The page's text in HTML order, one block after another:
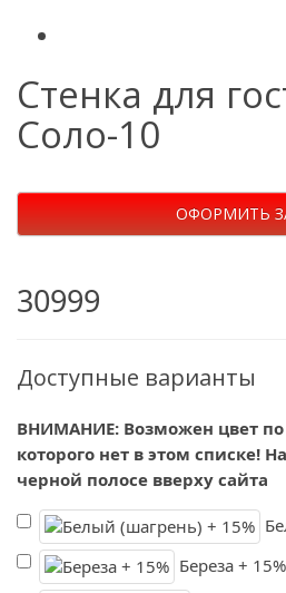
Стенка для
Соло-10
ОФОРМИТЬ
30999
Доступные варианты
ВНИМАНИЕ: Возможен цвет
которого нет в этом списке!
черной полосе вверху сайта
Береза + 15%